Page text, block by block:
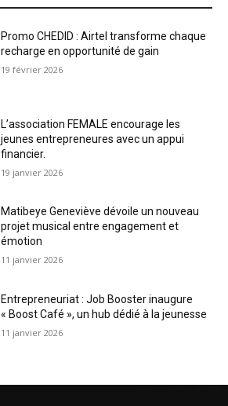
Promo CHEDID : Airtel transforme chaque
recharge en opportunité de gain
19 février 2026
L’association FEMALE encourage les
jeunes entrepreneures avec un appui
financier.
19 janvier 2026
Matibeye Geneviève dévoile un nouveau
projet musical entre engagement et
émotion
11 janvier 2026
Entrepreneuriat : Job Booster inaugure
« Boost Café », un hub dédié à la jeunesse
11 janvier 2026